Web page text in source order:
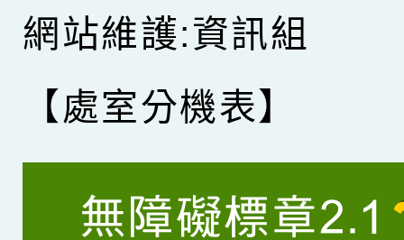
網站維護:資訊組
【處室分機表】